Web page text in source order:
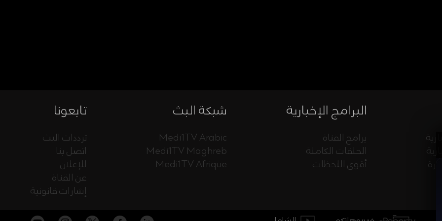
البرامج الإخبارية
برامج القناة
الحلقات الكاملة
أقوى اللحظات
شبكة البث
Medi1TV Arabic
Medi1TV Maghreb
Medi1TV Afrique
تابعونا
ترددات البث
اتصل بنا
للإعلان
عن القناة
إشارات قانونية